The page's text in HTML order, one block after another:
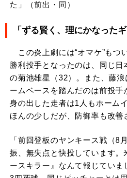
た」（前出・同）
「ずる賢く、理にかなったギ
この炎上劇には“オマケ”もつ
勝利投手となったのは、同じ日
の菊池雄星（32）。また、藤
ームベースを踏んだのは前投手
身の出した走者は1人もホーム
ほんの少しだが、防御率も改善
「前回登板のヤンキース戦（8
振、無失点と快投しています。
ースキラー』なんて報じていま